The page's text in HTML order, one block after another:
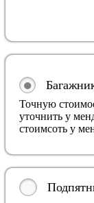
Точную
уточнить у
стоимсоть у